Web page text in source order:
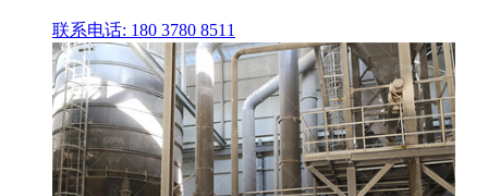
联系电话: 180 3780 8511